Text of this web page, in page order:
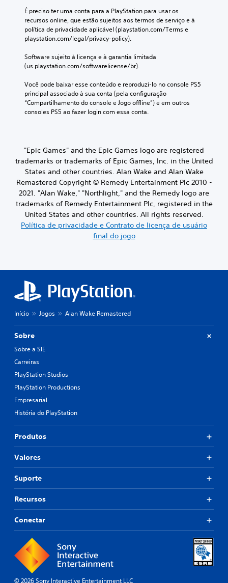
É preciso ter uma conta para a PlayStation para usar os
recursos online, que estão sujeitos aos termos de serviço e à
política de privacidade aplicável (playstation.com/Terms e
playstation.com/legal/privacy-policy).
Software sujeito à licença e à garantia limitada
(us.playstation.com/softwarelicense/br).
Você pode baixar esse conteúdo e reproduzi-lo no console PS5
principal associado à sua conta (pela configuração
“Compartilhamento do console e Jogo offline”) e em outros
consoles PS5 ao fazer login com essa conta.
"Epic Games" and the Epic Games logo are registered
trademarks or trademarks of Epic Games, Inc. in the United
States and other countries. Alan Wake and Alan Wake
Remastered Copyright © Remedy Entertainment Plc 2010 -
2021. "Alan Wake," "Northlight," and the Remedy logo are
trademarks of Remedy Entertainment Plc, registered in the
United States and other countries. All rights reserved.
Política de privacidade e Contrato de licença de usuário
final do jogo
Início Jogos Alan Wake Remastered
Sobre
Sobre a SIE
Carreiras
PlayStation Studios
PlayStation Productions
Empresarial
História do PlayStation
Produtos
Valores
Suporte
Recursos
Conectar
© 2026 Sony Interactive Entertainment LLC